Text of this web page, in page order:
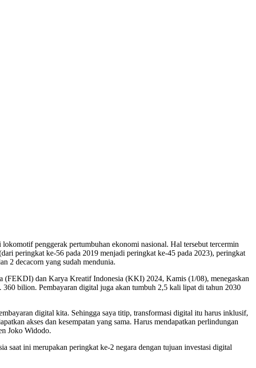
penggerak pertumbuhan ekonomi nasional. Hal tersebut tercermin
peringkat ke-56 pada 2019 menjadi peringkat ke-45 pada 2023), peringkat
2 decacorn yang sudah mendunia.
(FEKDI) dan Karya Kreatif Indonesia (KKI) 2024, Kamis (1/08), menegaskan
bilion. Pembayaran digital juga akan tumbuh 2,5 kali lipat di tahun 2030
digital kita. Sehingga saya titip, transformasi digital itu harus inklusif,
akses dan kesempatan yang sama. Harus mendapatkan perlindungan
Joko Widodo.
saat ini merupakan peringkat ke-2 negara dengan tujuan investasi digital